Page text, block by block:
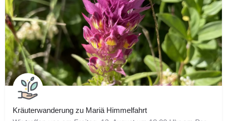
Kräuterwanderung zu Mariä Himmelfahrt